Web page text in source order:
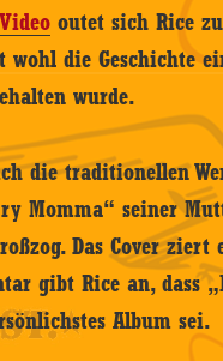
Video outet sich Rice
wohl die Geschichte
wurde.
die traditionellen
Momma“ seiner
Das Cover
gibt Rice an, dass
Album sei.